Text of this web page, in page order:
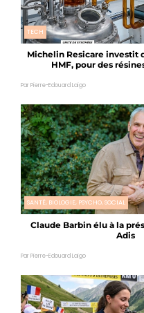
TECH
Michelin Resicare investit
HMF, pour des
Par Pierre-Edouard Laigo
SANTÉ, BIOLOGIE, PSYCHO, SOCIAL
Claude Barbin élu à la
Adis
Par Pierre-Edouard Laigo